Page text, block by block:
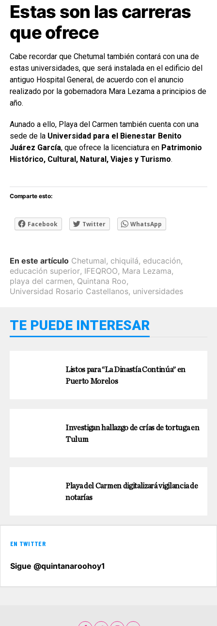
Estas son las carreras
que ofrece
Cabe recordar que Chetumal también contará con una de
estas universidades, que será instalada en el edificio del
antiguo Hospital General, de acuerdo con el anuncio
realizado por la gobernadora Mara Lezama a principios de
año.
Aunado a ello, Playa del Carmen también cuenta con una
sede de la Universidad para el Bienestar Benito
Juárez García, que ofrece la licenciatura en Patrimonio
Histórico, Cultural, Natural, Viajes y Turismo.
Comparte esto:
Facebook Twitter WhatsApp
En este artículo Chetumal, chiquilá, educación,
educación superior, IFEQROO, Mara Lezama,
playa del carmen, Quintana Roo,
Universidad Rosario Castellanos, universidades
TE PUEDE INTERESAR
Listos para “La Dinastía Continúa” en
Puerto Morelos
Investigan hallazgo de crías de tortuga en
Tulum
Playa del Carmen digitalizará vigilancia de
notarías
EN TWITTER
Sigue @quintanaroohoy1